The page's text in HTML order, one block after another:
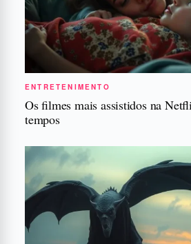
ENTRETENIMENTO
Os filmes mais assistidos na
tempos